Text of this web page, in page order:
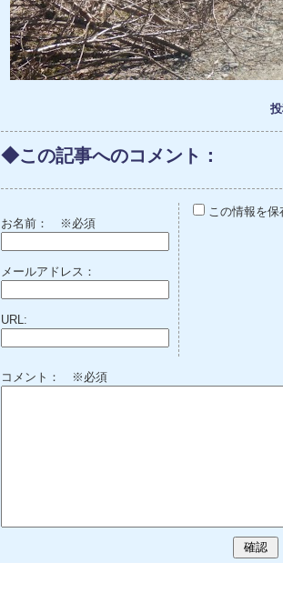
◆この記事へのコメント：
お名前： ※必須
メールアドレス：
URL:
この情報を保
コメント： ※必須